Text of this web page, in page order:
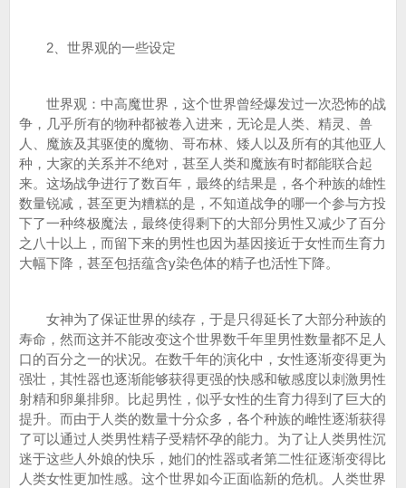
2、世界观的一些设定
世界观：中高魔世界，这个世界曾经爆发过一次恐怖的战
争，几乎所有的物种都被卷入进来，无论是人类、精灵、兽
人、魔族及其驱使的魔物、哥布林、矮人以及所有的其他亚人
种，大家的关系并不绝对，甚至人类和魔族有时都能联合起
来。这场战争进行了数百年，最终的结果是，各个种族的雄性
数量锐减，甚至更为糟糕的是，不知道战争的哪一个参与方投
下了一种终极魔法，最终使得剩下的大部分男性又减少了百分
之八十以上，而留下来的男性也因为基因接近于女性而生育力
大幅下降，甚至包括蕴含y染色体的精子也活性下降。
女神为了保证世界的续存，于是只得延长了大部分种族的
寿命，然而这并不能改变这个世界数千年里男性数量都不足人
口的百分之一的状况。在数千年的演化中，女性逐渐变得更为
强壮，其性器也逐渐能够获得更强的快感和敏感度以刺激男性
射精和卵巢排卵。比起男性，似乎女性的生育力得到了巨大的
提升。而由于人类的数量十分众多，各个种族的雌性逐渐获得
了可以通过人类男性精子受精怀孕的能力。为了让人类男性沉
迷于这些人外娘的快乐，她们的性器或者第二性征逐渐变得比
人类女性更加性感。这个世界如今正面临新的危机。人类世界